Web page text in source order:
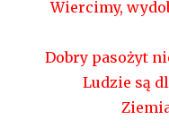
Wiercimy,
Dobry pasożyt
Ludzie są